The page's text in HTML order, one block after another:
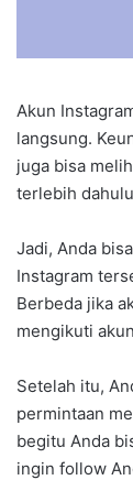
Akun
langsung.
juga bisa
terlebih
Jadi, Anda
Instagram
Berbeda jika
mengikuti
Setelah itu,
permintaan
begitu Anda
ingin follow